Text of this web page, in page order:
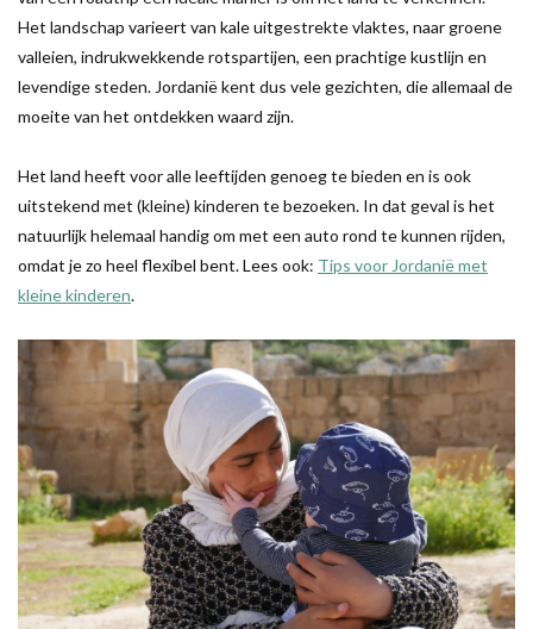
Het landschap varieert van kale uitgestrekte vlaktes, naar groene
valleien, indrukwekkende rotspartijen, een prachtige kustlijn en
levendige steden. Jordanië kent dus vele gezichten, die allemaal de
moeite van het ontdekken waard zijn.
Het land heeft voor alle leeftijden genoeg te bieden en is ook
uitstekend met (kleine) kinderen te bezoeken. In dat geval is het
natuurlijk helemaal handig om met een auto rond te kunnen rijden,
omdat je zo heel flexibel bent. Lees ook: Tips voor Jordanië met
kleine kinderen.